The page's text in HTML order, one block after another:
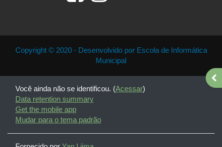
Copyright © 2020 - Desenvolvido por Escola de Informática
Municipal
Você ainda não se identificou. (Acessar)
Data retention summary
Get the mobile app
Mudar para o tema padrão